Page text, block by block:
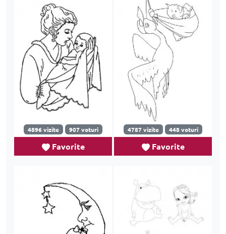
4896 vizite 907 voturi
Favorite
4787 vizite 448 voturi
Favorite